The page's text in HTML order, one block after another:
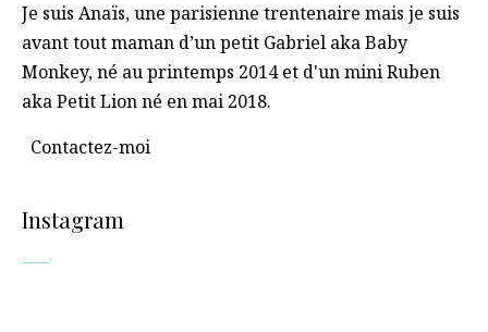
Je suis Anaïs, une parisienne trentenaire mais je suis
avant tout maman d’un petit Gabriel aka Baby
Monkey, né au printemps 2014 et d'un mini Ruben
aka Petit Lion né en mai 2018.
Contactez-moi
Instagram